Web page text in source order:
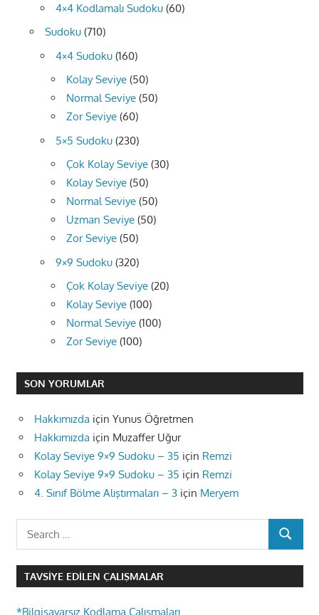
4×4 Kodlamalı Sudoku (60)
Sudoku (710)
4×4 Sudoku (160)
Kolay Seviye (50)
Normal Seviye (50)
Zor Seviye (60)
5×5 Sudoku (230)
Çok Kolay Seviye (30)
Kolay Seviye (50)
Normal Seviye (50)
Uzman Seviye (50)
Zor Seviye (50)
9×9 Sudoku (320)
Çok Kolay Seviye (20)
Kolay Seviye (100)
Normal Seviye (100)
Zor Seviye (100)
SON YORUMLAR
Hakkımızda için Yunus Öğretmen
Hakkımızda için Muzaffer Uğur
Kolay Seviye 9×9 Sudoku – 35 için Remzi
Kolay Seviye 9×9 Sudoku – 35 için Remzi
4. Sınıf Bölme Alıştırmaları – 3 için Meryem
SEARCH
TAVSIYE EDILEN ÇALIŞMALAR
*Bilgisayarsız Kodlama Çalışmaları